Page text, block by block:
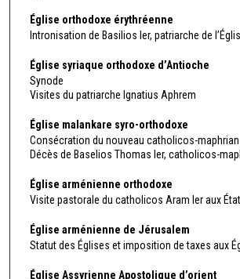
Église orthodoxe érythréenne
Intronisation de Basilios Ier, patriarche de
Église syriaque orthodoxe d’Antioche
Synode
Visites du patriarche Ignatius Aphrem
Église malankare syro-orthodoxe
Consécration du nouveau catholicos-maphrian
Décès de Baselios Thomas Ier, catholicos-
Église arménienne orthodoxe
Visite pastorale du catholicos Aram Ier aux
Église arménienne de Jérusalem
Statut des Églises et imposition de taxes aux
Église Assyrienne Apostolique d’orient